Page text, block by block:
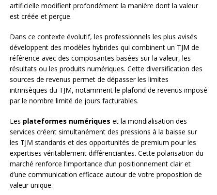
artificielle modifient profondément la manière dont la valeur
est créée et perçue.
Dans ce contexte évolutif, les professionnels les plus avisés
développent des modèles hybrides qui combinent un TJM de
référence avec des composantes basées sur la valeur, les
résultats ou les produits numériques. Cette diversification des
sources de revenus permet de dépasser les limites
intrinsèques du TJM, notamment le plafond de revenus imposé
par le nombre limité de jours facturables.
Les plateformes numériques et la mondialisation des
services créent simultanément des pressions à la baisse sur
les TJM standards et des opportunités de premium pour les
expertises véritablement différenciantes. Cette polarisation du
marché renforce l’importance d’un positionnement clair et
d’une communication efficace autour de votre proposition de
valeur unique.